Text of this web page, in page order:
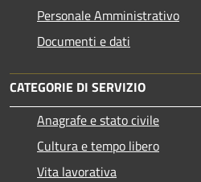
Personale Amministrativo
Documenti e dati
CATEGORIE DI SERVIZIO
Anagrafe e stato civile
Cultura e tempo libero
Vita lavorativa